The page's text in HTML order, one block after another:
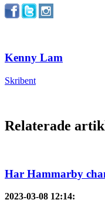
Kenny Lam
Skribent
Relaterade
Har Hammarby
2023-03-08 12:14: